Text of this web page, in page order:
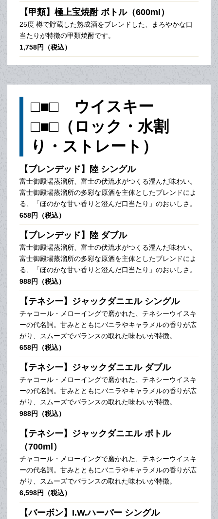
【甲類】極上宝焼酎 ボトル（600ml）
25度 樽で貯蔵した熟成酒をブレンドした、まろやかな口
当たりが特徴の甲類焼酎です。
1,758円（税込）
□■□ ウイスキー
□■□（ロック・水割
り・ストレート）
【ブレンデッド】陸 シングル
富士御殿場蒸溜所、富士の伏流水がつくる澄んだ味わい。
富士御殿場蒸溜所の多彩な原酒を主体としたブレンドによ
る、「ほのかな甘い香りと澄んだ口当たり」のおいしさ。
658円（税込）
【ブレンデッド】陸 ダブル
富士御殿場蒸溜所、富士の伏流水がつくる澄んだ味わい。
富士御殿場蒸溜所の多彩な原酒を主体としたブレンドによ
る、「ほのかな甘い香りと澄んだ口当たり」のおいしさ。
988円（税込）
【テネシー】ジャックダニエル シングル
チャコール・メローイングで磨かれた、テネシーウイスキ
ーの代名詞。甘みとともにバニラやキャラメルの香りが広
がり、スムーズでバランスの取れた味わいが特徴。
658円（税込）
【テネシー】ジャックダニエル ダブル
チャコール・メローイングで磨かれた、テネシーウイスキ
ーの代名詞。甘みとともにバニラやキャラメルの香りが広
がり、スムーズでバランスの取れた味わいが特徴。
988円（税込）
【テネシー】ジャックダニエル ボトル
（700ml）
チャコール・メローイングで磨かれた、テネシーウイスキ
ーの代名詞。甘みとともにバニラやキャラメルの香りが広
がり、スムーズでバランスの取れた味わいが特徴。
6,598円（税込）
【バーボン】I.W.ハーパー シングル